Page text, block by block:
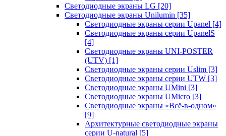
Светодиодные экраны LG [20]
Светодиодные экраны Unilumin [35]
Светодиодные экраны серии Upanel [4]
Светодиодные экраны серии UpanelS
[4]
Светодиодные экраны UNI-POSTER
(UTV) [1]
Светодиодные экраны серии Uslim [3]
Светодиодные экраны серии UTW [3]
Светодиодные экраны UMini [3]
Светодиодные экраны UMicro [3]
Светодиодные экраны «Всё-в-одном»
[9]
Архитектурные светодиодные экраны
серии U-natural [5]